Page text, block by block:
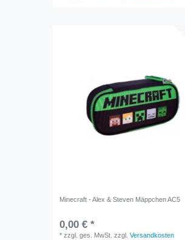
Minecraft - Alex & Steven Mäppchen AC5
0,00 € *
*zzgl. ges. MwSt. zzgl.Versandkosten